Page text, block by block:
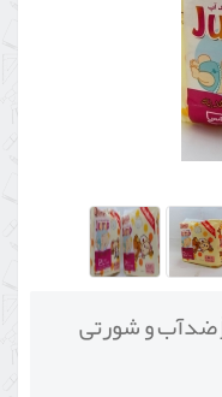
پوشک بچه استخری جامپ jump ضدآب و شورتی